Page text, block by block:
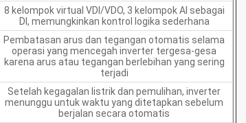
8 kelompok virtual VDI/VDO, 3 kelompok AI sebagai
DI, memungkinkan kontrol logika sederhana
Pembatasan arus dan tegangan otomatis selama
operasi yang mencegah inverter tergesa-gesa
karena arus atau tegangan berlebihan yang sering
terjadi
Setelah kegagalan listrik dan pemulihan, inverter
menunggu untuk waktu yang ditetapkan sebelum
berjalan secara otomatis